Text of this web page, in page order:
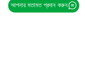
আপনার মতামত প্রদান করুন